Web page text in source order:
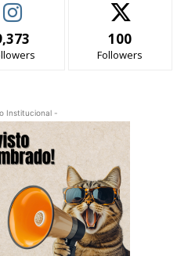
100
Followers
Institucional -